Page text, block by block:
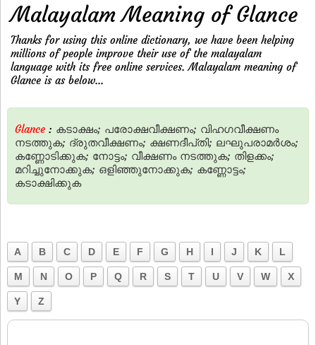
Malayalam Meaning of Glance
Thanks for using this online dictionary, we have been helping
millions of people improve their use of the malayalam
language with its free online services. Malayalam meaning of
Glance is as below...
Glance : കടാക്ഷം; പരോക്ഷവീക്ഷണം; വിഹഗവീക്ഷണം
നടത്തുക; ദ്രുതവീക്ഷണം; ക്ഷണദീപ്‌തി; ലഘുപരാമര്‍ശം;
കണ്ണോടിക്കുക; നോട്ടം; വീക്ഷണം നടത്തുക; തിളക്കം;
മറിച്ചുനോക്കുക; ഒളിഞ്ഞുനോക്കുക; കണ്ണോട്ടം;
കടാക്ഷിക്കുക
A B C D E F G H I J K L
M N O P Q R S T U V W X
Y Z